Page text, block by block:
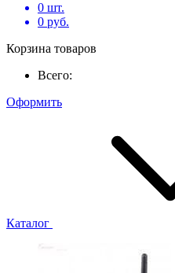
0 шт.
0 руб.
Корзина товаров
Всего:
Оформить
Каталог